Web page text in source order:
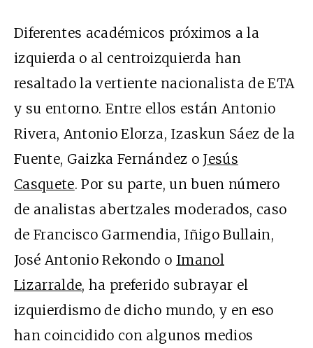
Diferentes académicos próximos a la
izquierda o al centroizquierda han
resaltado la vertiente nacionalista de ETA
y su entorno. Entre ellos están Antonio
Rivera, Antonio Elorza, Izaskun Sáez de la
Fuente, Gaizka Fernández o Jesús
Casquete. Por su parte, un buen número
de analistas abertzales moderados, caso
de Francisco Garmendia, Iñigo Bullain,
José Antonio Rekondo o Imanol
Lizarralde, ha preferido subrayar el
izquierdismo de dicho mundo, y en eso
han coincidido con algunos medios